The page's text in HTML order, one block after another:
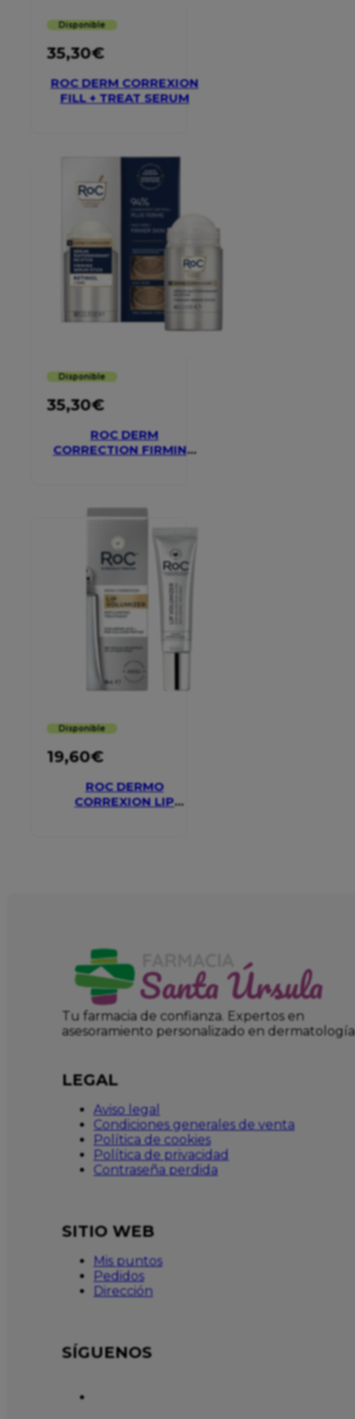
Disponible
35,30€
ROC DERM CORREXION
FILL + TREAT SERUM
Disponible
35,30€
ROC DERM
CORRECTION FIRMING
Disponible
19,60€
ROC DERMO
CORREXION LIP
Tu farmacia de confianza. Expertos en
asesoramiento personalizado en dermatología
LEGAL
Aviso legal
Condiciones generales de venta
Política de cookies
Política de privacidad
Contraseña perdida
SITIO WEB
Mis puntos
Pedidos
Dirección
SÍGUENOS